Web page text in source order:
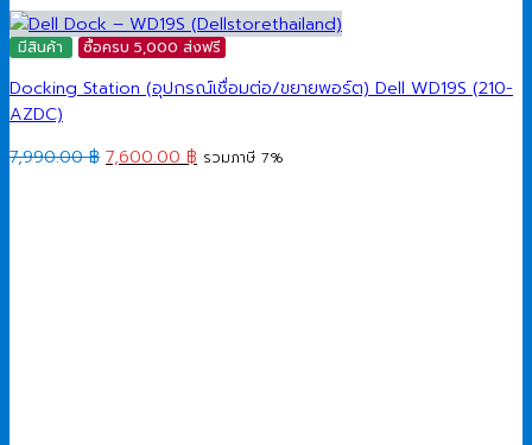
มีสินค้า ซื้อครบ 5,000 ส่งฟรี
Docking Station (อุปกรณ์เชื่อมต่อ/ขยายพอร์ต) Dell WD19S (210-
AZDC)
7,990.00฿ Original
7,600.00 ฿ Current
รวมภาษี 7%